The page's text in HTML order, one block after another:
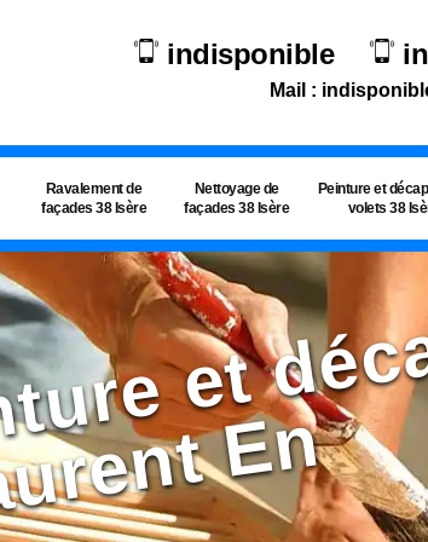
indisponible
Mail :
Ravalement de
façades 38 Isère
Nettoyage de
façades 38 Isère
Peinture et
volets 38